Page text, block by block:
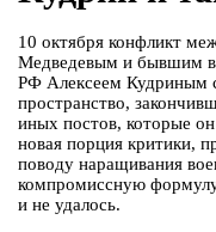
10 октября конфликт
Медведевым и бывшим
РФ Алексеем Кудриным
пространство,
иных постов, которые
новая порция критики,
поводу наращивания
компромиссную
и не удалось.